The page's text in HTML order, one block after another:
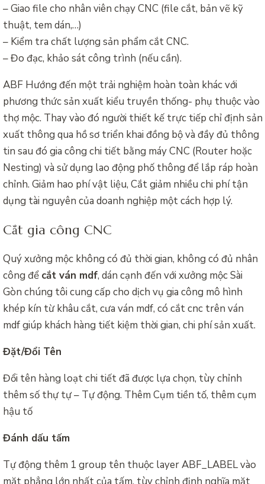
– Giao file cho nhân viên chạy CNC (file cắt, bản vẽ kỹ
thuật, tem dán,…)
– Kiểm tra chất lượng sản phẩm cắt CNC.
– Đo đạc, khảo sát công trình (nếu cần).
ABF Hướng đến một trải nghiệm hoàn toàn khác với
phương thức sản xuất kiểu truyền thống- phụ thuộc vào
thợ mộc. Thay vào đó người thiết kế trực tiếp chỉ định sản
xuất thông qua hồ sơ triển khai đồng bộ và đầy đủ thông
tin sau đó gia công chi tiết bằng máy CNC (Router hoặc
Nesting) và sử dụng lao động phố thông để lắp ráp hoàn
chỉnh. Giảm hao phí vật liệu, Cắt giảm nhiều chi phí tận
dụng tài nguyên của doanh nghiệp một cách hợp lý.
Cắt gia công CNC
Quý xưởng mộc không có đủ thời gian, không có đủ nhân
công để cắt ván mdf, dán cạnh đến với xưởng mộc Sài
Gòn chúng tôi cung cấp cho dịch vụ gia công mô hình
khép kín từ khâu cắt, cưa ván mdf, có cắt cnc trên ván
mdf giúp khách hàng tiết kiệm thời gian, chi phí sản xuất.
Đặt/Đổi Tên
Đổi tên hàng loạt chi tiết đã được lựa chọn, tùy chỉnh
thêm số thự tự – Tự động. Thêm Cụm tiền tố, thêm cụm
hậu tố
Đánh dấu tấm
Tự động thêm 1 group tên thuộc layer ABF_LABEL vào